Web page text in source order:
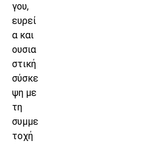
γου,
ευρεί
α και
ουσια
στική
σύσκε
ψη με
τη
συμμε
τοχή